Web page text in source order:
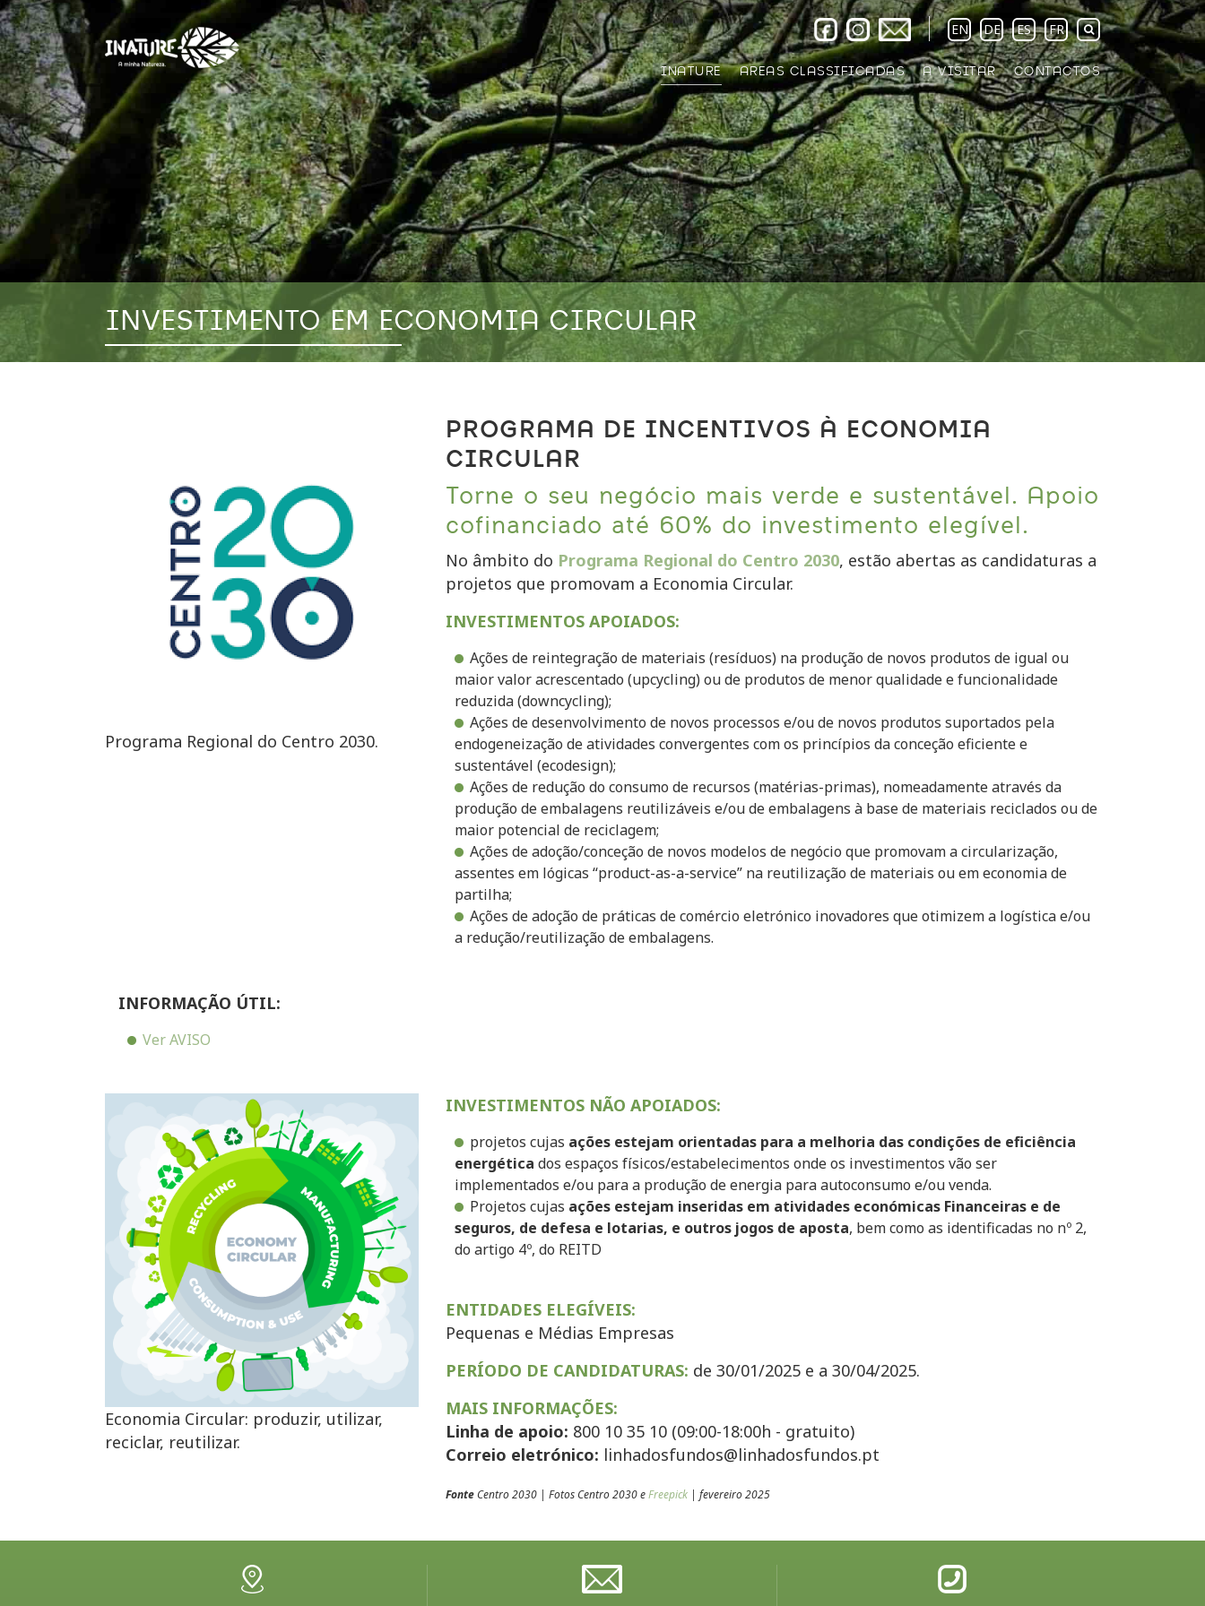
EN DE ES FR
INATURE AREAS CLASSIFICADAS A VISITAR CONTACTOS
INVESTIMENTO EM ECONOMIA CIRCULAR
Programa Regional do Centro 2030.
PROGRAMA DE INCENTIVOS À ECONOMIA
CIRCULAR
Torne o seu negócio mais verde e sustentável. Apoio
cofinanciado até 60% do investimento elegível.
No âmbito do Programa Regional do Centro 2030, estão abertas as candidaturas a
projetos que promovam a Economia Circular.
INVESTIMENTOS APOIADOS:
Ações de reintegração de materiais (resíduos) na produção de novos produtos de igual ou
maior valor acrescentado (upcycling) ou de produtos de menor qualidade e funcionalidade
reduzida (downcycling);
Ações de desenvolvimento de novos processos e/ou de novos produtos suportados pela
endogeneização de atividades convergentes com os princípios da conceção eficiente e
sustentável (ecodesign);
Ações de redução do consumo de recursos (matérias-primas), nomeadamente através da
produção de embalagens reutilizáveis e/ou de embalagens à base de materiais reciclados ou de
maior potencial de reciclagem;
Ações de adoção/conceção de novos modelos de negócio que promovam a circularização,
assentes em lógicas “product-as-a-service” na reutilização de materiais ou em economia de
partilha;
Ações de adoção de práticas de comércio eletrónico inovadores que otimizem a logística e/ou
a redução/reutilização de embalagens.
INFORMAÇÃO ÚTIL:
Ver AVISO
Economia Circular: produzir, utilizar,
reciclar, reutilizar.
INVESTIMENTOS NÃO APOIADOS:
projetos cujas ações estejam orientadas para a melhoria das condições de eficiência
energética dos espaços físicos/estabelecimentos onde os investimentos vão ser
implementados e/ou para a produção de energia para autoconsumo e/ou venda.
Projetos cujas ações estejam inseridas em atividades económicas Financeiras e de
seguros, de defesa e lotarias, e outros jogos de aposta, bem como as identificadas no nº 2,
do artigo 4º, do REITD
ENTIDADES ELEGÍVEIS:
Pequenas e Médias Empresas
PERÍODO DE CANDIDATURAS: de 30/01/2025 e a 30/04/2025.
MAIS INFORMAÇÕES:
Linha de apoio: 800 10 35 10 (09:00-18:00h - gratuito)
Correio eletrónico: linhadosfundos@linhadosfundos.pt
Fonte Centro 2030 | Fotos Centro 2030 eFreepick | fevereiro 2025